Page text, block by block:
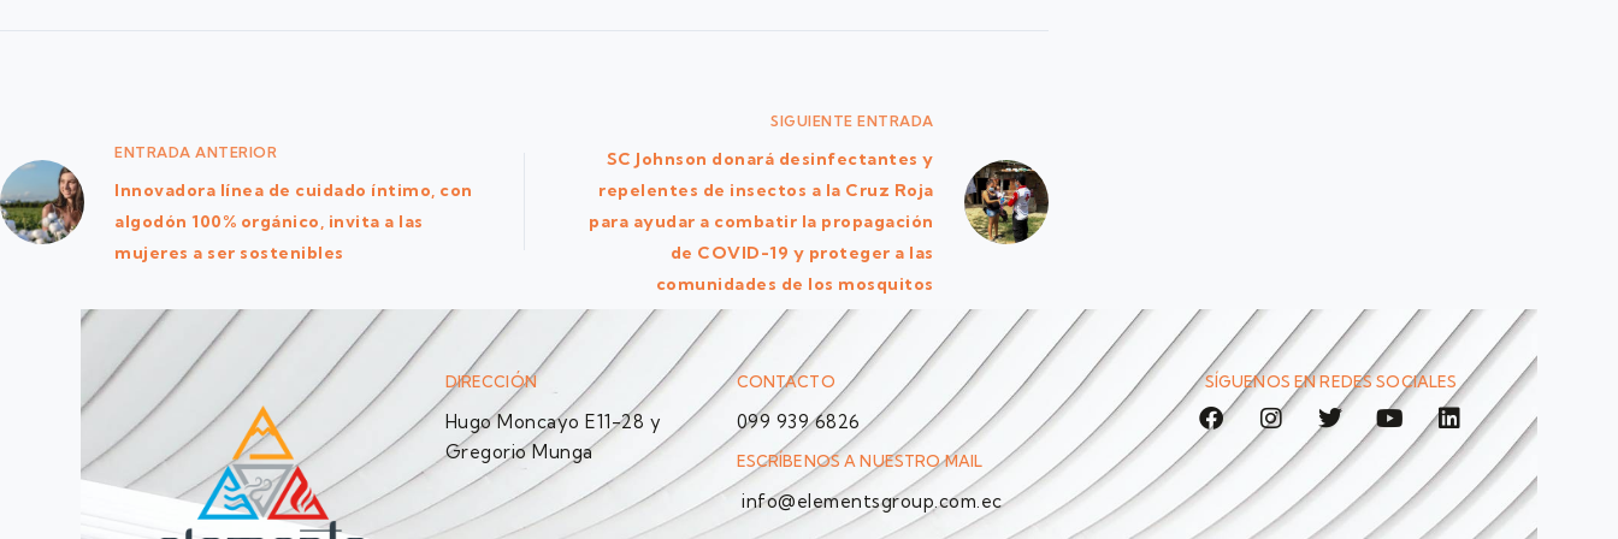
ENTRADA ANTERIOR
Innovadora línea de cuidado íntimo, con
algodón 100% orgánico, invita a las
mujeres a ser sostenibles
SIGUIENTEENTRADA
SC Johnson donará desinfectantes y
repelentes de insectos a la Cruz Roja
para ayudar a combatir la propagación
de COVID-19 y proteger a las
comunidades de los mosquitos
DIRECCIÓN
Hugo Moncayo E11-28 y
Gregorio Munga
CONTACTO
099 939 6826
ESCRÍBENOS A NUESTRO MAIL
info@elementsgroup.com.ec
SÍGUENOS EN REDES SOCIALES